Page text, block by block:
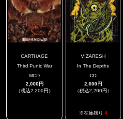
CARTHAGE
Third Punic War
MCD
2,000円
（税込2,200円）
VIZARESH
In The Depths
CD
2,000円
（税込2,200円）
※在庫残り 4